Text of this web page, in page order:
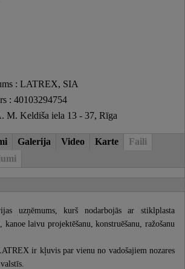
: LATREX, SIA
: 40103294754
M. Keldiša iela 13 - 37, Rīga
Galerija Video Karte
Faili
uzņēmums, kurš nodarbojās ar stiklplasta
laivu projektēšanu, konstruēšanu, ražošanu
ir kļuvis par vienu no vadošajiem nozares